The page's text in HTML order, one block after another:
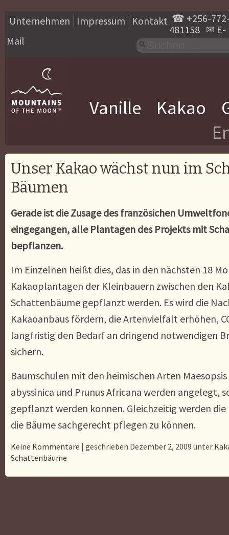
Unternehmen Impressum Kontakt ☎ +256-
481158 ✉ E-
Mail
Vanille Kakao
Unser Kakao wächst nun im
Bäumen
Gerade ist die Zusage des französichen
eingegangen, alle Plantagen des Projekts mit
bepflanzen.
Im Einzelnen heißt dies, das in den nächsten 18
Kakaoplantagen der Kleinbauern zwischen den
Schattenbäume gepflanzt werden. Es wird die
Kakaoanbaus fördern, die Artenvielfalt erhöhen,
langfristig den Bedarf an dringend notwendigen
sichern.
Baumschulen mit den heimischen Arten
abyssinica und Prunus Africana werden angelegt,
gepflanzt werden konnen. Gleichzeitig werden
die Bäume sachgerecht pflegen zu können.
Keine Kommentare | geschrieben Dezember 2, 2009 unter
Schattenbäume